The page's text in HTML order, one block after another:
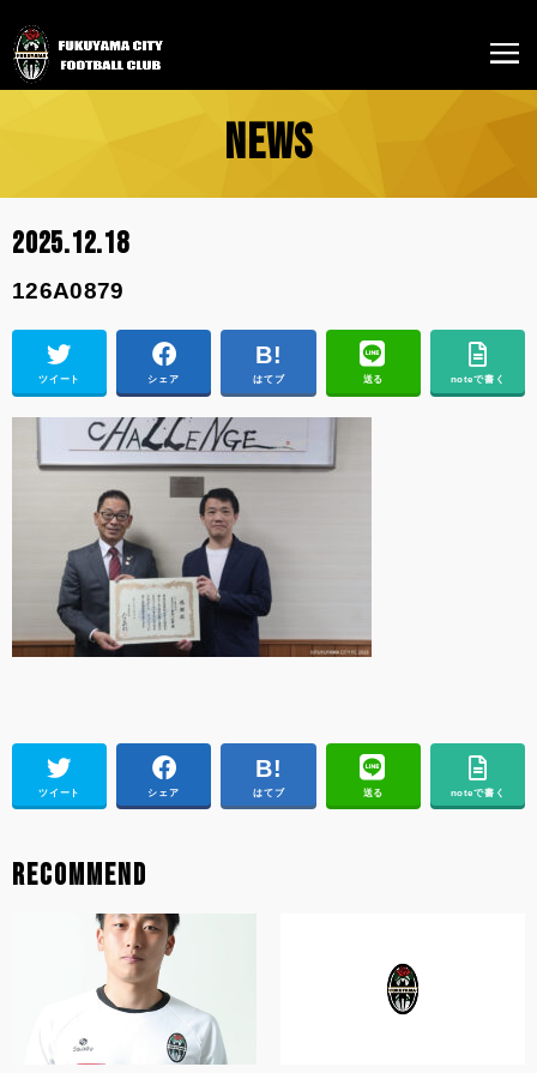
NEWS
2025.12.18
126A0879
ツイート シェア はてブ 送る noteで書く
ツイート シェア はてブ 送る noteで書く
RECOMMEND